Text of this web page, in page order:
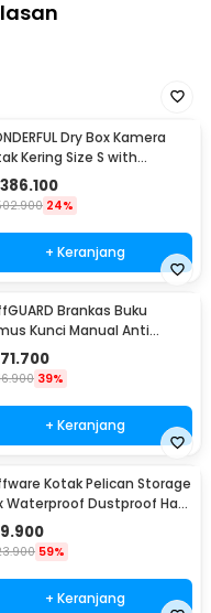
Dry Box Kamera
Kering Size S with
- DB-2820
386.100
24%
+ Keranjang
Brankas Buku
Kunci Manual Anti
Hidden Safe Box Besar -
71.700
39%
+ Keranjang
Kotak Pelican Storage
Waterproof Dustproof Hard
ABS S - G10/J020
9.900
59%
+ Keranjang